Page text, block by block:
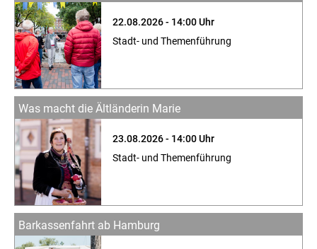
22.08.2026 - 14:00 Uhr
Stadt- und Themenführung
Was macht die Ältländerin Marie
23.08.2026 - 14:00 Uhr
Stadt- und Themenführung
Barkassenfahrt ab Hamburg